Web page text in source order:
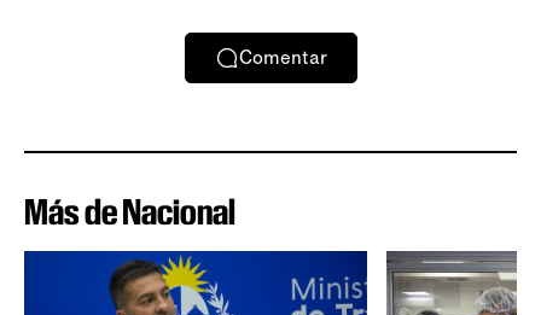
Comentar
Más de Nacional